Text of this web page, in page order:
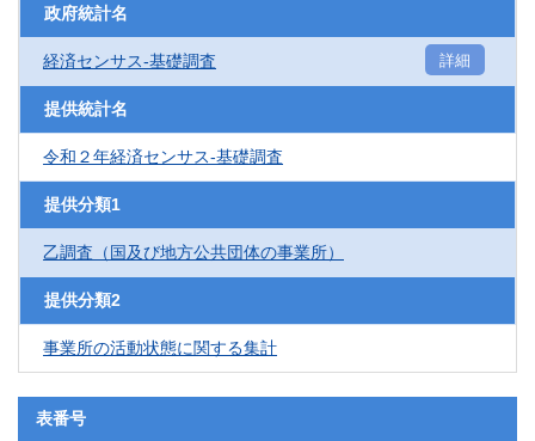
政府統計名
経済センサス‐基礎調査 詳細
提供統計名
令和２年経済センサス‐基礎調査
提供分類1
乙調査（国及び地方公共団体の事業所）
提供分類2
事業所の活動状態に関する集計
表番号